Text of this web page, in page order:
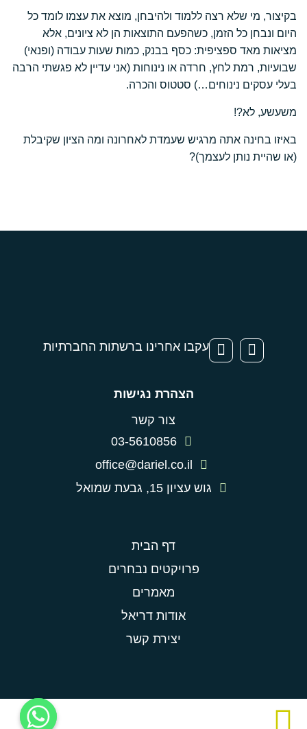
בקיצור, מי שלא רצה ללמוד ולהיבחן, מוצא את עצמו לומד כל
היום ונבחן כל הזמן, כשהפעם התוצאות הן לא ציונים, אלא
מציאות מאד ספציפית: כסף בבנק, כמות שעות עבודה (ופנאי)
שבועיות, רמת לחץ, חרדה או נינוחות (אני עדיין לא פגשתי הרבה
בעלי עסקים נינוחים…) סטטוס והכרה.
משעשע, לא?!
באיזו בחינה אתה מרגיש שעמדת לאחרונה ומה הציון שקיבלת
(או שהיית נותן לעצמך)?
דף הבית
פרויקטים נבחרים
מאמרים
אודות דריאל
יצירת קשר
צור קשר
03-5610856
office@dariel.co.il
גוש עציון 15, גבעת שמואל
עקבו אחרינו ברשתות החברתיות
הצהרת נגישות